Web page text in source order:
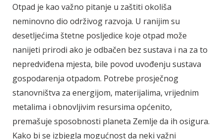
Otpad je kao važno pitanje u zaštiti okoliša
neminovno dio održivog razvoja. U ranijim su
desetljećima štetne posljedice koje otpad može
nanijeti prirodi ako je odbačen bez sustava i na za to
nepredviđena mjesta, bile povod uvođenju sustava
gospodarenja otpadom. Potrebe prosječnog
stanovništva za energijom, materijalima, vrijednim
metalima i obnovljivim resursima općenito,
premašuje sposobnosti planeta Zemlje da ih osigura.
Kako bi se izbjegla mogućnost da neki važni